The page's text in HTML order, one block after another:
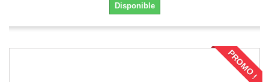
Disponible
PROMO !